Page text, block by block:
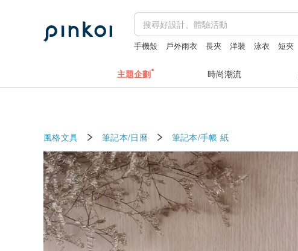
手機殼 戶外雨衣 長夾 洋裝 泳衣 短夾
主題企劃 時尚潮流
風格文具 筆記本/日曆 筆記本/手帳 紙